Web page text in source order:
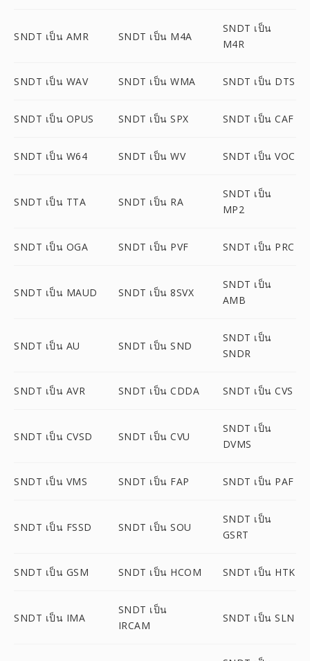
SNDT เป็น AMR SNDT เป็น M4A
SNDT เป็น
M4R
SNDT เป็น WAV SNDT เป็น WMA SNDT เป็น DTS
SNDT เป็น OPUS SNDT เป็น SPX SNDT เป็น CAF
SNDT เป็น W64 SNDT เป็น WV SNDT เป็น VOC
SNDT เป็น TTA SNDT เป็น RA
SNDT เป็น
MP2
SNDT เป็น OGA SNDT เป็น PVF SNDT เป็น PRC
SNDT เป็น MAUD SNDT เป็น 8SVX
SNDT เป็น
AMB
SNDT เป็น AU SNDT เป็น SND
SNDT เป็น
SNDR
SNDT เป็น AVR SNDT เป็น CDDA SNDT เป็น CVS
SNDT เป็น CVSD SNDT เป็น CVU
SNDT เป็น
DVMS
SNDT เป็น VMS SNDT เป็น FAP SNDT เป็น PAF
SNDT เป็น FSSD SNDT เป็น SOU
SNDT เป็น
GSRT
SNDT เป็น GSM SNDT เป็น HCOM SNDT เป็น HTK
SNDT เป็น IMA
SNDT เป็น
IRCAM
SNDT เป็น SLN